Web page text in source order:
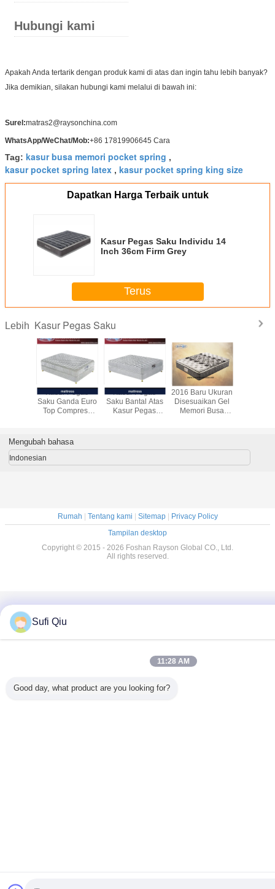
Hubungi kami
Apakah Anda tertarik dengan produk kami di atas dan ingin tahu lebih banyak?
Jika demikian, silakan hubungi kami melalui di bawah ini:
Surel:matras2@raysonchina.com
WhatsApp/WeChat/Mob:+86 17819906645 Cara
Tag: kasur busa memori pocket spring ,
kasur pocket spring latex , kasur pocket spring king size
Dapatkan Harga Terbaik untuk
Kasur Pegas Saku Individu 14
Inch 36cm Firm Grey
Terus
Lebih Kasur Pegas Saku
Kasur Pegas
Saku Ganda Euro
Top Compress
Kasur Pegas
Saku Bantal Atas
Kasur Pegas
2016 Baru Ukuran
Disesuaikan Gel
Memori Busa
Mengubah bahasa
Indonesian
Rumah | Tentang kami | Sitemap| Privacy Policy
Tampilan desktop
Copyright © 2015 - 2026 Foshan Rayson Global CO., Ltd.
All rights reserved.
Sufi Qiu
11:28 AM
Good day, what product are you looking for?